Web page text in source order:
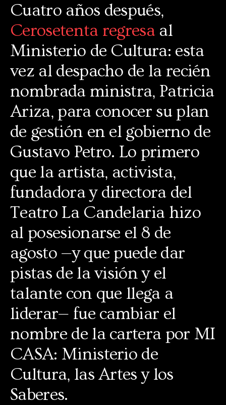
Cuatro años después,
Cerosetenta regresaal
Ministerio de Cultura: esta
vez al despacho de la recién
nombrada ministra, Patricia
Ariza, para conocer su plan
de gestión en el gobierno de
Gustavo Petro. Lo primero
que la artista, activista,
fundadora y directora del
Teatro La Candelaria hizo
al posesionarse el 8 de
agosto —y que puede dar
pistas de la visión y el
talante con que llega a
liderar— fue cambiar el
nombre de la cartera por MI
CASA: Ministerio de
Cultura, las Artes y los
Saberes.